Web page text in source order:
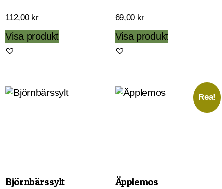
112,00 kr
Visa produkt
69,00 kr
Visa produkt
Björnbärssylt
Rea!
Äpplemos